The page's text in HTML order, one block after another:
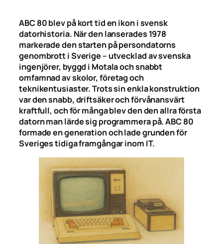
ABC 80 blev på kort tid en ikon i svensk
datorhistoria. När den lanserades 1978
markerade den starten på persondatorns
genombrott i Sverige – utvecklad av svenska
ingenjörer, byggd i Motala och snabbt
omfamnad av skolor, företag och
teknikentusiaster. Trots sin enkla konstruktion
var den snabb, driftsäker och förvånansvärt
kraftfull, och för många blev den den allra första
datorn man lärde sig programmera på. ABC 80
formade en generation och lade grunden för
Sveriges tidiga framgångar inom IT.